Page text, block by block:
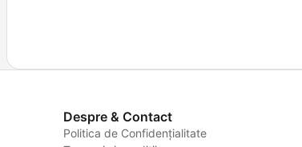
Despre & Contact
Politica de Confidențialitate